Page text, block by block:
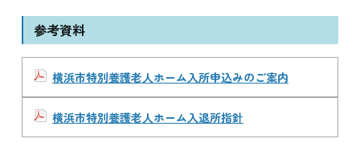
参考資料
横浜市特別養護老人ホーム入所申込みのご案内
横浜市特別養護老人ホーム入退所指針